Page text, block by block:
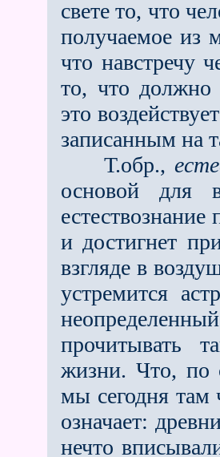
свете то, что
получаемое из
что навстречу
то, что должно
это
записанным на
Т.обр.,
основой для
и достигнет
взгляде в
устремится
прочитывать
жизни. Что, по
мы сегодня там
означает:
нечто